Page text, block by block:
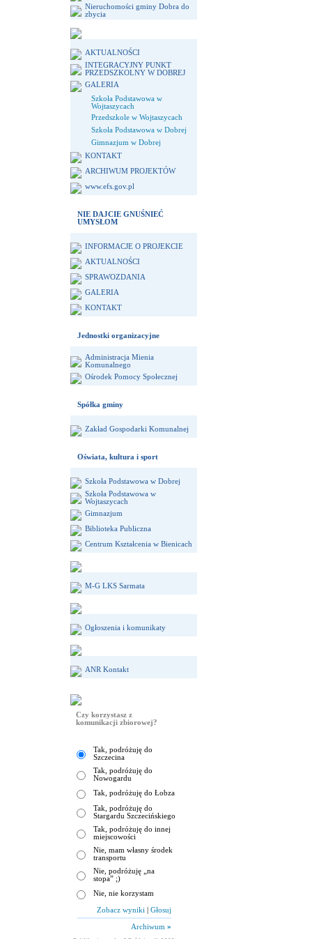
Nieruchomości gminy Dobra do
zbycia
AKTUALNOŚCI
INTEGRACYJNY PUNKT
PRZEDSZKOLNY W DOBREJ
GALERIA
Szkoła Podstawowa w
Wojtaszycach
Przedszkole w Wojtaszycach
Szkoła Podstawowa w Dobrej
Gimnazjum w Dobrej
KONTAKT
ARCHIWUM PROJEKTÓW
www.efs.gov.pl
NIE DAJCIE GNUŚNIEĆ
UMYSŁOM
INFORMACJE O PROJEKCIE
AKTUALNOŚCI
SPRAWOZDANIA
GALERIA
KONTAKT
Jednostki organizacyjne
Administracja Mienia
Komunalnego
Ośrodek Pomocy Społecznej
Spółka gminy
Zakład Gospodarki Komunalnej
Oświata, kultura i sport
Szkoła Podstawowa w Dobrej
Szkoła Podstawowa w
Wojtaszycach
Gimnazjum
Biblioteka Publiczna
Centrum Kształcenia w Bienicach
M-G LKS Sarmata
Ogłoszenia i komunikaty
ANR Kontakt
Czy korzystasz z
komunikacji zbiorowej?
Tak, podróżuję do
Szczecina
Tak, podróżuję do
Nowogardu
Tak, podróżuję do Łobza
Tak, podróżuję do
Stargardu Szczecińskiego
Tak, podróżuję do innej
miejscowości
Nie, mam własny środek
transportu
Nie, podróżuję „na
stopa” ;)
Nie, nie korzystam
Zobacz wyniki Głosuj
Archiwum »